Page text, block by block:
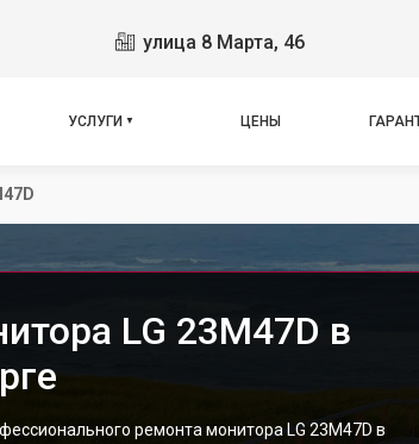
улица 8 Марта, 46
УСЛУГИ ЦЕНЫ
LG 23M47D в
ремонта монитора LG 23M47D в